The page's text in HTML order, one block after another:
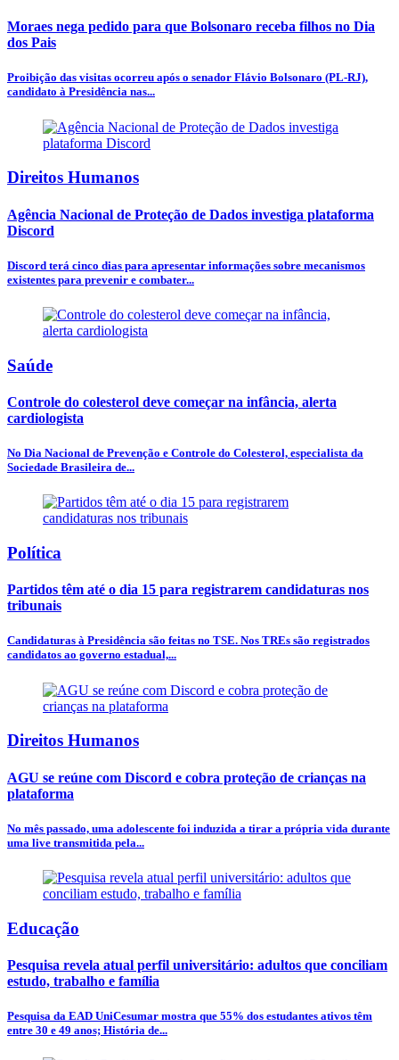
Moraes nega pedido para que Bolsonaro receba filhos no Dia
dos Pais
Proibição das visitas ocorreu após o senador Flávio Bolsonaro (PL-RJ),
candidato à Presidência nas...
Direitos Humanos
Agência Nacional de Proteção de Dados investiga plataforma
Discord
Discord terá cinco dias para apresentar informações sobre mecanismos
existentes para prevenir e combater...
Saúde
Controle do colesterol deve começar na infância, alerta
cardiologista
No Dia Nacional de Prevenção e Controle do Colesterol, especialista da
Sociedade Brasileira de...
Política
Partidos têm até o dia 15 para registrarem candidaturas nos
tribunais
Candidaturas à Presidência são feitas no TSE. Nos TREs são registrados
candidatos ao governo estadual,...
Direitos Humanos
AGU se reúne com Discord e cobra proteção de crianças na
plataforma
No mês passado, uma adolescente foi induzida a tirar a própria vida durante
uma live transmitida pela...
Educação
Pesquisa revela atual perfil universitário: adultos que conciliam
estudo, trabalho e família
Pesquisa da EAD UniCesumar mostra que 55% dos estudantes ativos têm
entre 30 e 49 anos; História de...